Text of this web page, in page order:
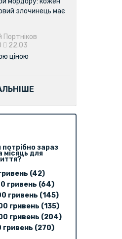
злочинець має
Портніков
22.03
ціною
потрібно зараз
місяць для
(42)
гривень (64)
гривень (145)
гривень (135)
гривень (204)
(270)